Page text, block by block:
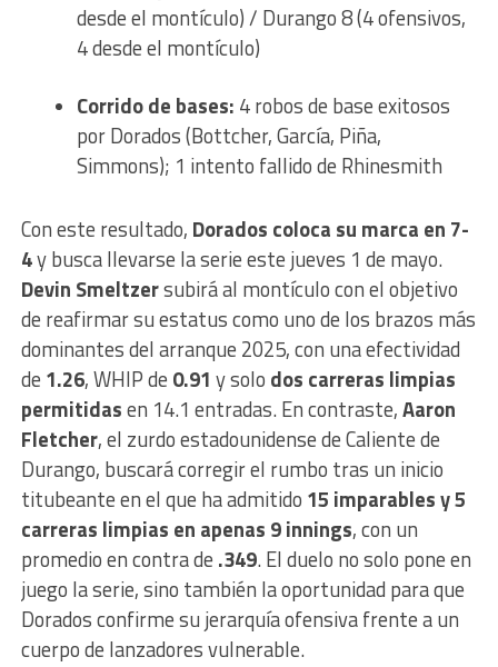
desde el montículo) / Durango 8 (4 ofensivos,
4 desde el montículo)
Corrido de bases: 4 robos de base exitosos
por Dorados (Bottcher, García, Piña,
Simmons); 1 intento fallido de Rhinesmith
Con este resultado, Dorados coloca su marca en 7-
4y busca llevarse la serie este jueves 1 de mayo.
Devin Smeltzersubirá al montículo con el objetivo
de reafirmar su estatus como uno de los brazos más
dominantes del arranque 2025, con una efectividad
de 1.26, WHIP de 0.91 y solo dos carreras limpias
permitidasen 14.1 entradas. En contraste,Aaron
Fletcher, el zurdo estadounidense de Caliente de
Durango, buscará corregir el rumbo tras un inicio
titubeante en el que ha admitido 15 imparables y 5
carreras limpias en apenas 9 innings, con un
promedio en contra de .349. El duelo no solo pone en
juego la serie, sino también la oportunidad para que
Dorados confirme su jerarquía ofensiva frente a un
cuerpo de lanzadores vulnerable.